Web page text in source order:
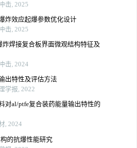
击, 2025
炸效应起爆参数优化设计
击, 2025
炸焊接复合板界面微观结构特征及
击, 2024
出特性及评估方法
学报, 2022
对al/ptfe复合装药能量输出特性的
, 2024
的抗爆性能研究